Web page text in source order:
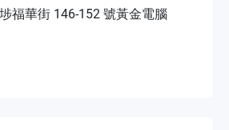
福華街 146-152 號黃金電腦